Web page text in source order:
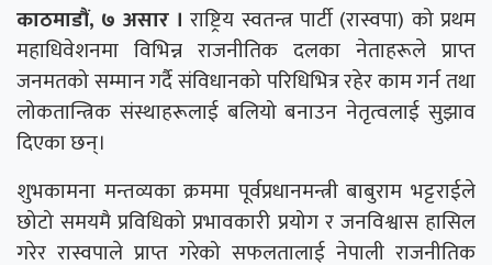
काठमाडौं, ७ असार । राष्ट्रिय स्वतन्त्र पार्टी (रास्वपा) को प्रथम
महाधिवेशनमा विभिन्न राजनीतिक दलका नेताहरूले प्राप्त
जनमतको सम्मान गर्दै संविधानको परिधिभित्र रहेर काम गर्न तथा
लोकतान्त्रिक संस्थाहरूलाई बलियो बनाउन नेतृत्वलाई सुझाव
दिएका छन्।
शुभकामना मन्तव्यका क्रममा पूर्वप्रधानमन्त्री बाबुराम भट्टराईले
छोटो समयमै प्रविधिको प्रभावकारी प्रयोग र जनविश्वास हासिल
गरेर रास्वपाले प्राप्त गरेको सफलतालाई नेपाली राजनीतिक